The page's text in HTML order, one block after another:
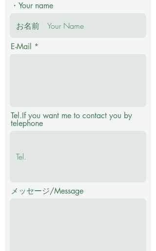
・Your name
E-Mail
Tel.If you want me to contact you by
telephone
メッセージ/Message